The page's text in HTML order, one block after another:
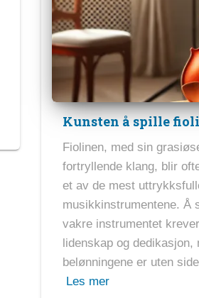
Kunsten å spille
Fiolinen, med sin
fortryllende klang, blir
et av de mest
musikkinstrumentene. Å
vakre instrumentet
lidenskap og dedikasjon,
belønningene er uten
Les mer